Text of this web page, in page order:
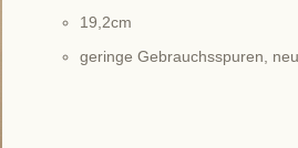
19,2cm
geringe Gebrauchsspuren,